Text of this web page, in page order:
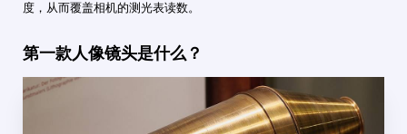
度，从而覆盖相机的测光表读数。
第一款人像镜头是什么？